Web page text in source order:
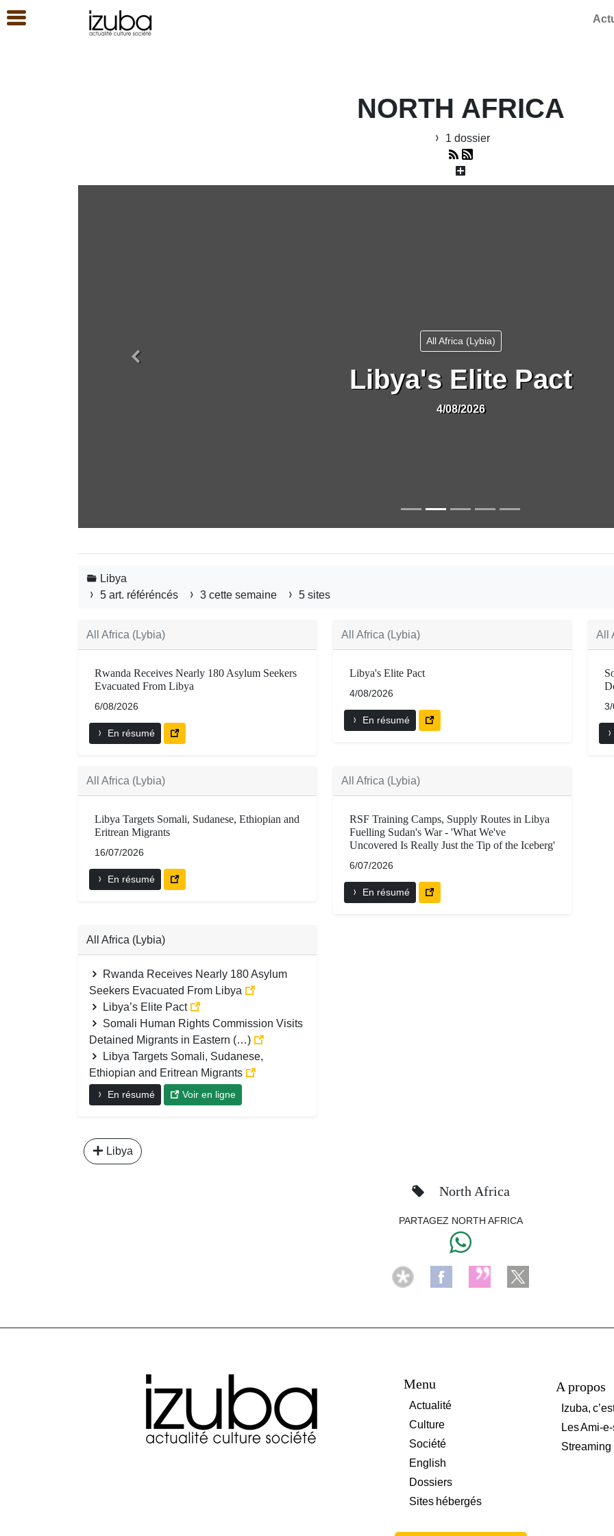
NORTH AFRICA
1 dossier
All Africa (Lybia)
Libya's Elite Pact
4/08/2026
Précédent
Libya
5 art. référéncés
3 cette semaine 5 sites
All Africa (Lybia)
Rwanda Receives Nearly 180 Asylum Seekers
Evacuated From Libya
6/08/2026
En résumé
All Africa (Lybia)
Libya's Elite Pact
4/08/2026
En résumé
All
All Africa (Lybia)
Libya Targets Somali, Sudanese, Ethiopian and
Eritrean Migrants
16/07/2026
En résumé
All Africa (Lybia)
RSF Training Camps, Supply Routes in Libya
Fuelling Sudan's War - 'What We've
Uncovered Is Really Just the Tip of the Iceberg'
6/07/2026
En résumé
All Africa (Lybia)
Rwanda Receives Nearly 180 Asylum
Seekers Evacuated From Libya
Libya’s Elite Pact
Somali Human Rights Commission Visits
Detained Migrants in Eastern (…)
Libya Targets Somali, Sudanese,
Ethiopian and Eritrean Migrants
En résumé Voir en ligne
Libya
North Africa
PARTAGEZ NORTH AFRICA
Menu
Actualité
Culture
Société
English
Dossiers
Sites hébergés
A propos
Izuba,
Les Ami-
Streaming